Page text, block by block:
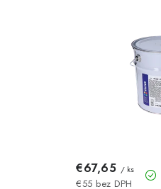
€55 bez DPH
€67,65 / ks